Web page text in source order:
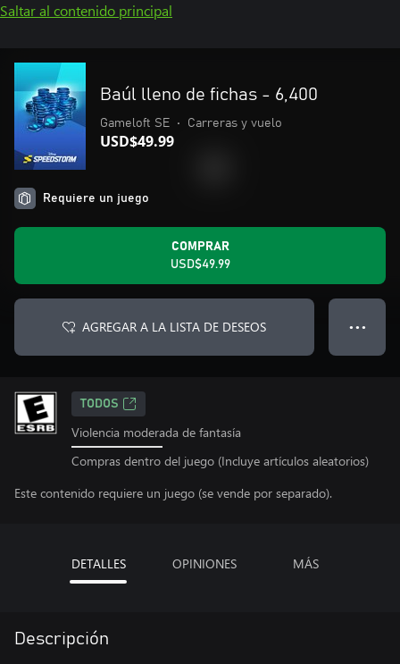
Saltar al contenido principal
Baúl lleno de fichas - 6,400
Gameloft SE • Carreras y vuelo
USD$49.99
Requiere un juego
COMPRAR
USD$49.99
AGREGAR A LA LISTA DE DESEOS ● ● ●
TODOS
Violencia moderada de fantasía
Compras dentro del juego (Incluye artículos aleatorios)
Este contenido requiere un juego (se vende por separado).
DETALLES OPINIONES MÁS
Descripción